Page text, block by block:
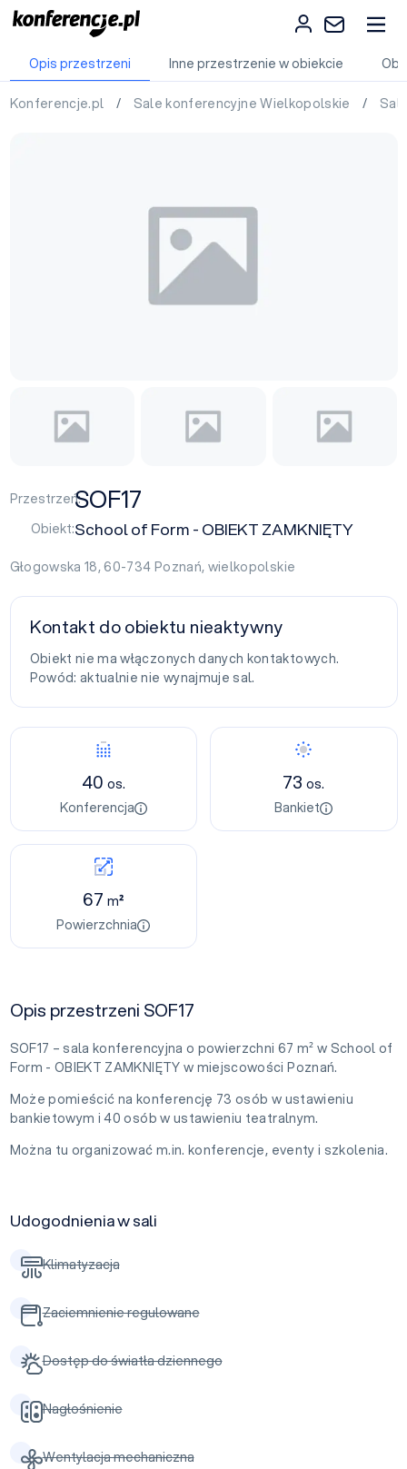
Opis przestrzeni Inne przestrzenie w obiekcie
Konferencje.pl / Sale konferencyjne Wielkopolskie /
Przestrzeń:SOF17
Obiekt:School of Form - OBIEKT ZAMKNIĘTY
Głogowska 18, 60-734 Poznań, wielkopolskie
40 os.
Konferencja
73os.
Bankiet
67m²
Powierzchnia
Opis przestrzeni SOF17
SOF17 – sala konferencyjna o powierzchni 67 m² w School of
Form - OBIEKT ZAMKNIĘTY w miejscowości Poznań.
Może pomieścić na konferencję 73 osób w ustawieniu
bankietowym i 40 osób w ustawieniu teatralnym.
Można tu organizować m.in. konferencje, eventy i szkolenia.
Udogodnienia w sali
Klimatyzacja
Zaciemnienie regulowane
Dostęp do światła dziennego
Nagłośnienie
Wentylacja mechaniczna
Kontakt do obiektu nieaktywny
Obiekt nie ma włączonych danych kontaktowych.
Powód: aktualnie nie wynajmuje sal.